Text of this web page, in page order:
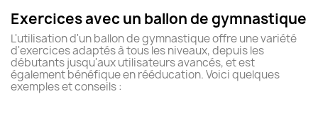
Exercices avec un ballon de gymnastique
L'utilisation d'un ballon de gymnastique offre une variété
d'exercices adaptés à tous les niveaux, depuis les
débutants jusqu'aux utilisateurs avancés, et est
également bénéfique en rééducation. Voici quelques
exemples et conseils :